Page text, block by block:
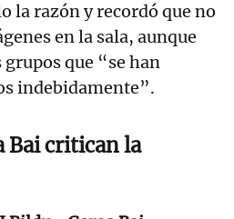
la razón y recordó que no
en la sala, aunque
que “se han
indebidamente”.
Bai critican la